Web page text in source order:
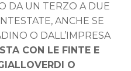
DA UN TERZO A DUE
ANCHE SE
O DALL’IMPRESA
CON LE FINTE E
O